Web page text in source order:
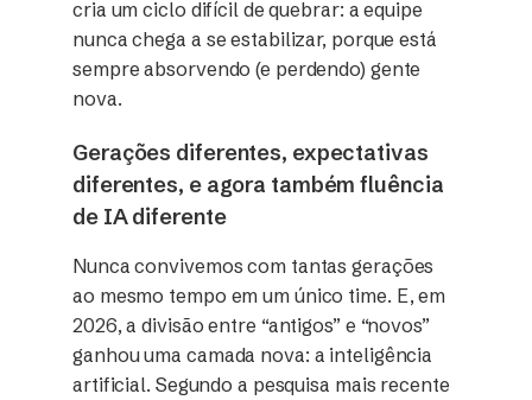
cria um ciclo difícil de quebrar: a equipe
nunca chega a se estabilizar, porque está
sempre absorvendo (e perdendo) gente
nova.
Gerações diferentes, expectativas
diferentes, e agora também fluência
de IA diferente
Nunca convivemos com tantas gerações
ao mesmo tempo em um único time. E, em
2026, a divisão entre “antigos” e “novos”
ganhou uma camada nova: a inteligência
artificial. Segundo a pesquisa mais recente